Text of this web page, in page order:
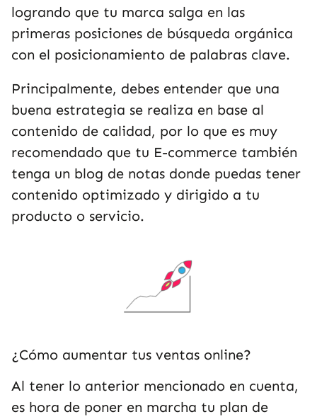
logrando que tu marca salga en las
primeras posiciones de búsqueda orgánica
con el posicionamiento de palabras clave.
Principalmente, debes entender que una
buena estrategia se realiza en base al
contenido de calidad, por lo que es muy
recomendado que tu E-commerce también
tenga un blog de notas donde puedas tener
contenido optimizado y dirigido a tu
producto o servicio.
¿Cómo aumentar tus ventas online?
Al tener lo anterior mencionado en cuenta,
es hora de poner en marcha tu plan de